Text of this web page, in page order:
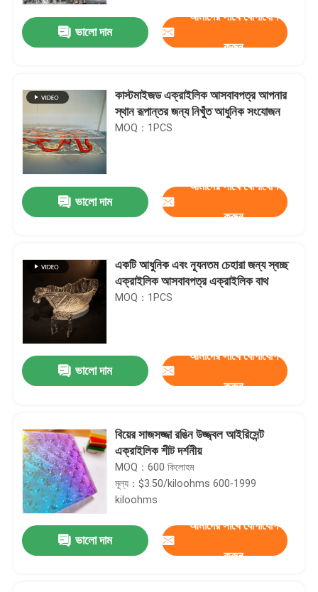
ভালো দাম
আমাদের সাথে যোগাযোগ
করুন
কাস্টমাইজড এক্রাইলিক আসবাবপত্র আপনার
স্থান রূপান্তর জন্য নিখুঁত আধুনিক সংযোজন
MOQ：1PCS
ভালো দাম
আমাদের সাথে যোগাযোগ
করুন
একটি আধুনিক এবং ন্যূনতম চেহারা জন্য স্বচ্ছ
এক্রাইলিক আসবাবপত্র এক্রাইলিক বাথ
MOQ：1PCS
ভালো দাম
আমাদের সাথে যোগাযোগ
করুন
বিয়ের সাজসজ্জা রঙিন উজ্জ্বল আইরিসেন্ট
এক্রাইলিক শীট দর্শনীয়
MOQ：600 কিলোহম
মূল্য：$3.50/kiloohms 600-1999
kiloohms
ভালো দাম
আমাদের সাথে যোগাযোগ
করুন